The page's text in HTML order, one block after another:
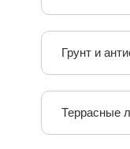
Грунт и
Террасные